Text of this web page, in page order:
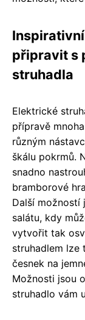
připravit s
struhadla
Elektrické
přípravě
různým
škálu pokrmů.
snadno
bramborové
Další možností
salátu, kdy
vytvořit tak
struhadlem lze
česnek na
Možnosti jsou
struhadlo vám